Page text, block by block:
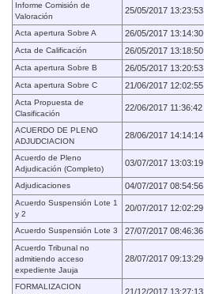
Informe Comisión de
Valoración
25/05/2017 13:23:53
Acta apertura Sobre A 26/05/2017 13:14:30
Acta de Calificación
26/05/2017 13:18:50
Acta apertura Sobre B
26/05/2017 13:20:53
Acta apertura Sobre C
21/06/2017 12:02:55
Acta Propuesta de
Clasificación
22/06/2017 11:36:42
ACUERDO DE PLENO
ADJUDCIACION
28/06/2017 14:14:14
Acuerdo de Pleno
Adjudicación (Completo)
03/07/2017 13:03:19
Adjudicaciones 04/07/2017 08:54:56
Acuerdo Suspensión Lote 1
y 2
20/07/2017 12:02:29
Acuerdo Suspensión Lote 3 27/07/2017 08:46:36
Acuerdo Tribunal no
admitiendo acceso
expediente Jauja
28/07/2017 09:13:29
FORMALIZACION
21/12/2017 13:27:13